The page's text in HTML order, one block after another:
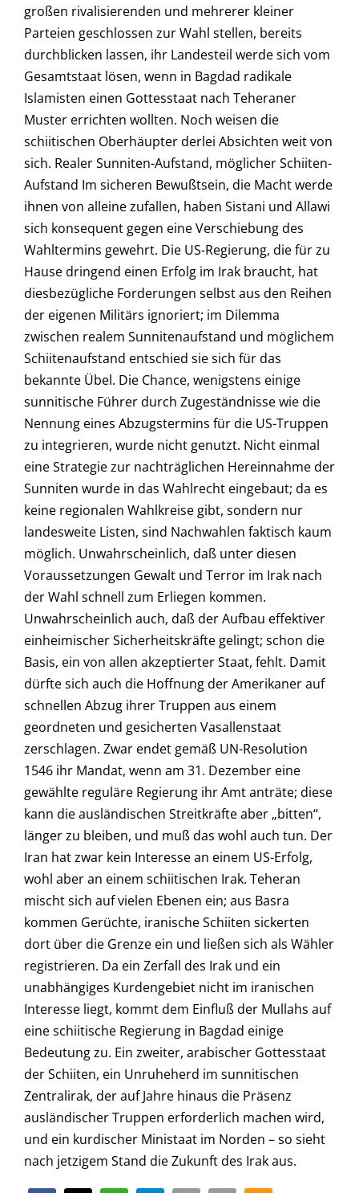
großen rivalisierenden und mehrerer kleiner
Parteien geschlossen zur Wahl stellen, bereits
durchblicken lassen, ihr Landesteil werde sich vom
Gesamtstaat lösen, wenn in Bagdad radikale
Islamisten einen Gottesstaat nach Teheraner
Muster errichten wollten. Noch weisen die
schiitischen Oberhäupter derlei Absichten weit von
sich. Realer Sunniten-Aufstand, möglicher Schiiten-
Aufstand Im sicheren Bewußtsein, die Macht werde
ihnen von alleine zufallen, haben Sistani und Allawi
sich konsequent gegen eine Verschiebung des
Wahltermins gewehrt. Die US-Regierung, die für zu
Hause dringend einen Erfolg im Irak braucht, hat
diesbezügliche Forderungen selbst aus den Reihen
der eigenen Militärs ignoriert; im Dilemma
zwischen realem Sunnitenaufstand und möglichem
Schiitenaufstand entschied sie sich für das
bekannte Übel. Die Chance, wenigstens einige
sunnitische Führer durch Zugeständnisse wie die
Nennung eines Abzugstermins für die US-Truppen
zu integrieren, wurde nicht genutzt. Nicht einmal
eine Strategie zur nachträglichen Hereinnahme der
Sunniten wurde in das Wahlrecht eingebaut; da es
keine regionalen Wahlkreise gibt, sondern nur
landesweite Listen, sind Nachwahlen faktisch kaum
möglich. Unwahrscheinlich, daß unter diesen
Voraussetzungen Gewalt und Terror im Irak nach
der Wahl schnell zum Erliegen kommen.
Unwahrscheinlich auch, daß der Aufbau effektiver
einheimischer Sicherheitskräfte gelingt; schon die
Basis, ein von allen akzeptierter Staat, fehlt. Damit
dürfte sich auch die Hoffnung der Amerikaner auf
schnellen Abzug ihrer Truppen aus einem
geordneten und gesicherten Vasallenstaat
zerschlagen. Zwar endet gemäß UN-Resolution
1546 ihr Mandat, wenn am 31. Dezember eine
gewählte reguläre Regierung ihr Amt anträte; diese
kann die ausländischen Streitkräfte aber „bitten“,
länger zu bleiben, und muß das wohl auch tun. Der
Iran hat zwar kein Interesse an einem US-Erfolg,
wohl aber an einem schiitischen Irak. Teheran
mischt sich auf vielen Ebenen ein; aus Basra
kommen Gerüchte, iranische Schiiten sickerten
dort über die Grenze ein und ließen sich als Wähler
registrieren. Da ein Zerfall des Irak und ein
unabhängiges Kurdengebiet nicht im iranischen
Interesse liegt, kommt dem Einfluß der Mullahs auf
eine schiitische Regierung in Bagdad einige
Bedeutung zu. Ein zweiter, arabischer Gottesstaat
der Schiiten, ein Unruheherd im sunnitischen
Zentralirak, der auf Jahre hinaus die Präsenz
ausländischer Truppen erforderlich machen wird,
und ein kurdischer Ministaat im Norden – so sieht
nach jetzigem Stand die Zukunft des Irak aus.